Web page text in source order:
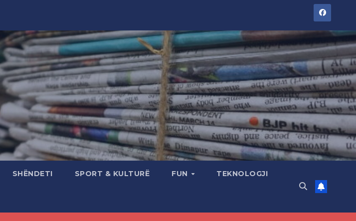
SHËNDETI SPORT & KULTURË FUN TEKNOLOGJI